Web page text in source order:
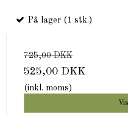
På lager (1 stk.)
725,00 DKK
525,00 DKK
(inkl. moms)